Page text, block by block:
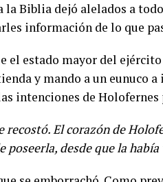
la Biblia dejó alelados a
información de lo que
el estado mayor del
y mando a un eunuco
intenciones de
recostó. El corazón de
poseerla, desde que la